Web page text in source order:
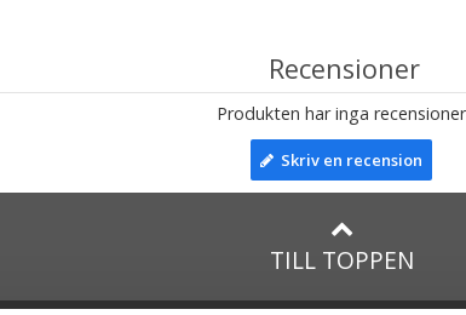
Recensioner
Produkten har inga recensioner
Skriv en recension
TILL TOPPEN